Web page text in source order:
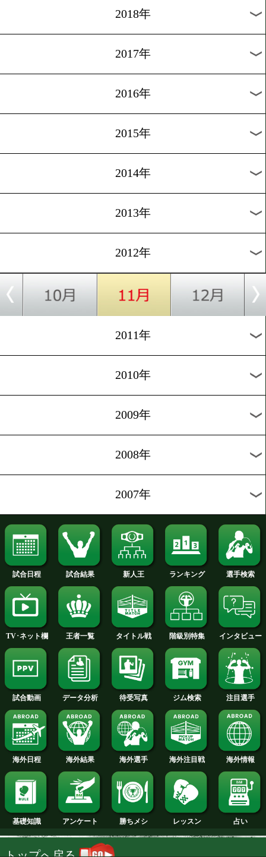
2025年
2024年
2022年
2020年
2019年
2017年
2015年
2014年
2013年
2012年
2011年
2010年